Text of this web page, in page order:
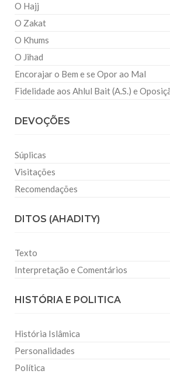
O Hajj
O Zakat
O Khums
O Jihad
Encorajar o Bem e se Opor ao Mal
Fidelidade aos Ahlul Bait (A.S.) e
DEVOÇÕES
Súplicas
Visitações
Recomendações
DITOS (AHADITY)
Texto
Interpretação e Comentários
HISTÓRIA E POLITICA
História Islâmica
Personalidades
Política